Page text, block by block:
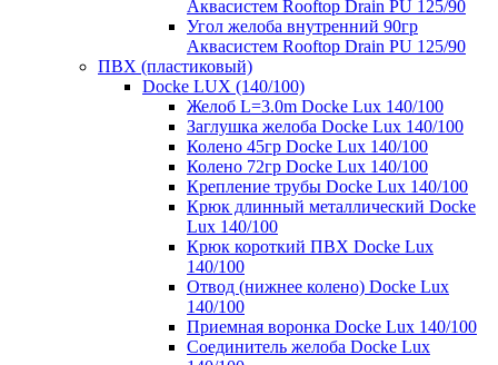
Аквасистем Rooftop Drain PU 125/90
Угол желоба внутренний 90гр
Аквасистем Rooftop Drain PU 125/90
ПВХ (пластиковый)
Docke LUX (140/100)
Желоб L=3.0m Docke Lux 140/100
Заглушка желоба Docke Lux 140/100
Колено 45гр Docke Lux 140/100
Колено 72гр Docke Lux 140/100
Крепление трубы Docke Lux 140/100
Крюк длинный металлический Docke
Lux 140/100
Крюк короткий ПВХ Docke Lux
140/100
Отвод (нижнее колено) Docke Lux
140/100
Приемная воронка Docke Lux 140/100
Соединитель желоба Docke Lux